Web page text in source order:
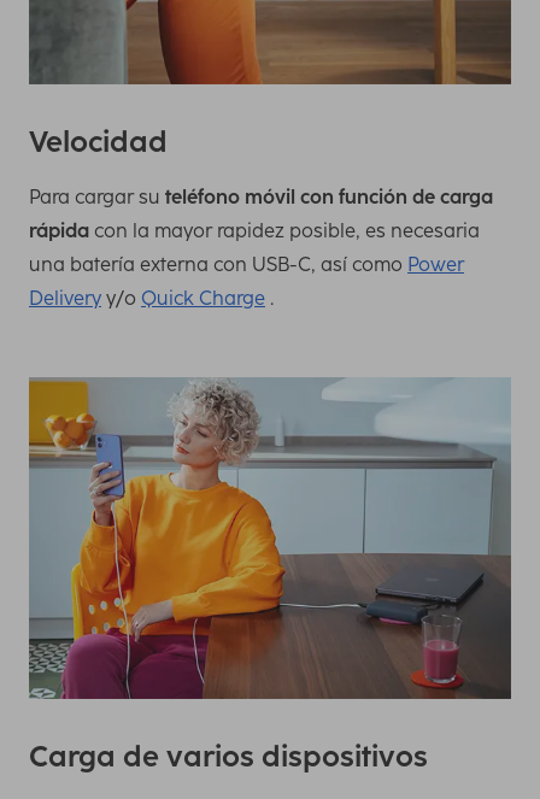
Velocidad
Para cargar su teléfono móvil con función de carga
rápida con la mayor rapidez posible, es necesaria
una batería externa con USB-C, así como Power
Delivery y/o Quick Charge .
Carga de varios dispositivos